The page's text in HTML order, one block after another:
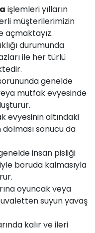
işlemleri yılların
müşterilerimizin
açmaktayız.
durumunda
ile her türlü
sorununda genelde
mutfak evyesinde
evyesinin altındaki
sonucu da
insan pisliği
boruda kalmasıyla
oyuncak veya
suyun yavaş
kalır ve ileri